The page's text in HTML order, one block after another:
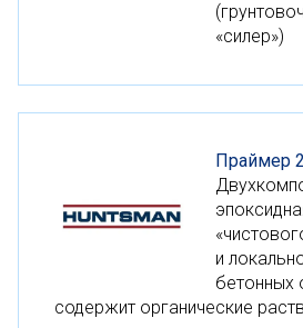
«силер»)
Праймер
и
бетонных
содержит органические